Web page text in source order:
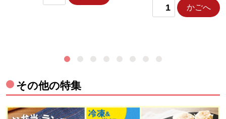
かごへ
その他の特集